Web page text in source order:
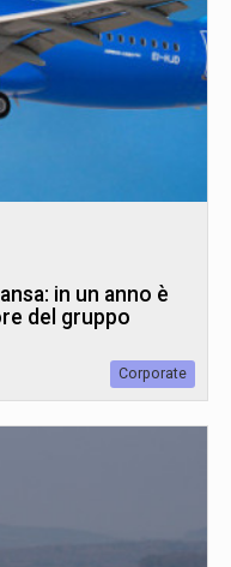
in un anno è
del gruppo
Corporate